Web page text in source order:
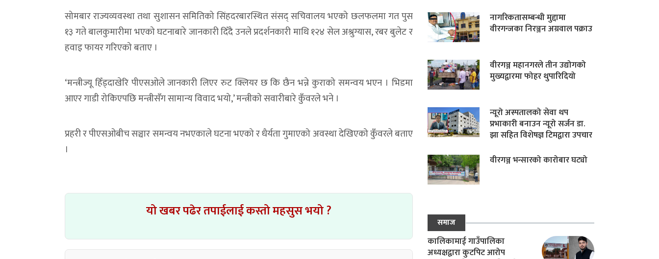
सोमबार राज्यव्यवस्था तथा सुशासन समितिको सिंहदरबारस्थित संसद् सचिवालय भएको छलफलमा गत पुस
१३ गते बालकुमारीमा भएको घटनाबारे जानकारी दिँदै उनले प्रदर्शनकारी माथि १२४ सेल अश्रुग्यास, रबर बुलेट र
हवाइ फायर गरिएको बताए ।
‘मन्त्रीज्यू हिँड्दाखेरि पीएसओले जानकारी लिएर रुट क्लियर छ कि छैन भन्ने कुराको समन्वय भएन । भिडमा
आएर गाडी रोकिएपछि मन्त्रीसँग सामान्य विवाद भयो,’ मन्त्रीको सवारीबारे कुँवरले भने ।
प्रहरी र पीएसओबीच सञ्चार समन्वय नभएकाले घटना भएको र धैर्यता गुमाएको अवस्था देखिएको कुँवरले बताए
।
यो खबर पढेर तपाईलाई कस्तो महसुस भयो ?
नागरिकतासम्बन्धी मुद्दामा
वीरगन्जका निरञ्जन अग्रवाल पक्राउ
वीरगञ्ज महानगरले तीन उद्योगको
मुख्यद्वारमा फोहर थुपारिदियो
न्यूरो अस्पतालको सेवा थप
प्रभाकारी बनाउन न्यूरो सर्जन डा.
झा सहित विशेषज्ञ टिमद्वारा उपचार
वीरगञ्ज भन्सारको कारोबार घट्यो
समाज
कालिकामाई गाउँपालिका
अध्यक्षद्वारा कुटपिट आरोप